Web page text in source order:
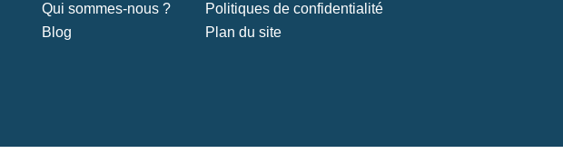
Qui sommes-nous ?
Blog
Politiques de confidentialité
Plan du site